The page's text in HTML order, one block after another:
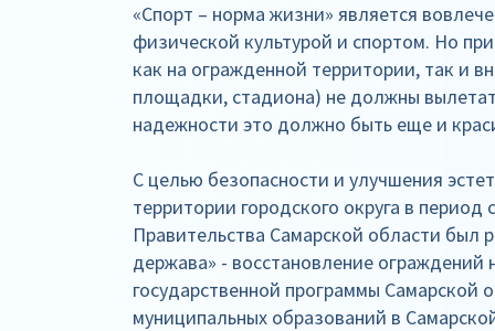
«Спорт – норма жизни» является
физической культурой и спортом. Но
как на огражденной территории, так и
площадки, стадиона) не должны
надежности это должно быть еще и
С целью безопасности и улучшения
территории городского округа в
Правительства Самарской области был
держава» - восстановление ограждений
государственной программы
муниципальных образований в